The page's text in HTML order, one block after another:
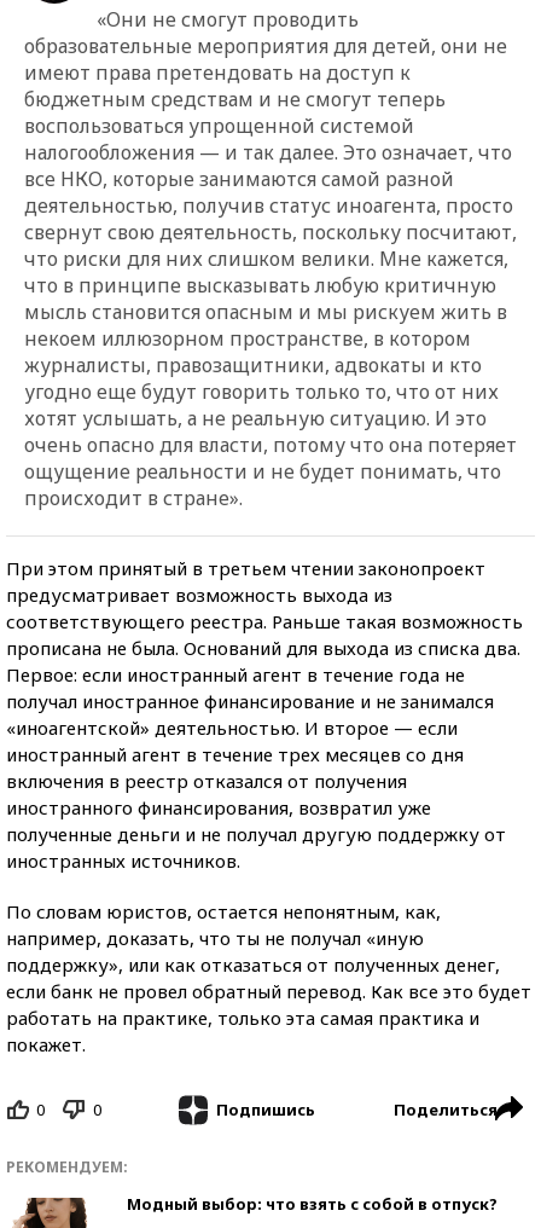
«Они не смогут проводить
образовательные мероприятия для детей, они не
имеют права претендовать на доступ к
бюджетным средствам и не смогут теперь
воспользоваться упрощенной системой
налогообложения — и так далее. Это означает, что
все НКО, которые занимаются самой разной
деятельностью, получив статус иноагента, просто
свернут свою деятельность, поскольку посчитают,
что риски для них слишком велики. Мне кажется,
что в принципе высказывать любую критичную
мысль становится опасным и мы рискуем жить в
некоем иллюзорном пространстве, в котором
журналисты, правозащитники, адвокаты и кто
угодно еще будут говорить только то, что от них
хотят услышать, а не реальную ситуацию. И это
очень опасно для власти, потому что она потеряет
ощущение реальности и не будет понимать, что
происходит в стране».
При этом принятый в третьем чтении законопроект
предусматривает возможность выхода из
соответствующего реестра. Раньше такая возможность
прописана не была. Оснований для выхода из списка два.
Первое: если иностранный агент в течение года не
получал иностранное финансирование и не занимался
«иноагентской» деятельностью. И второе — если
иностранный агент в течение трех месяцев со дня
включения в реестр отказался от получения
иностранного финансирования, возвратил уже
полученные деньги и не получал другую поддержку от
иностранных источников.
По словам юристов, остается непонятным, как,
например, доказать, что ты не получал «иную
поддержку», или как отказаться от полученных денег,
если банк не провел обратный перевод. Как все это будет
работать на практике, только эта самая практика и
покажет.
0 0 Подпишись Поделиться
РЕКОМЕНДУЕМ:
Модный выбор: что взять с собой в отпуск?